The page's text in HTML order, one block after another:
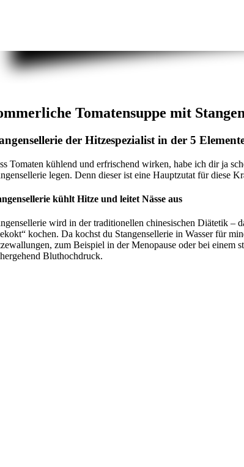
Tomatensuppe mit
der Hitzespezialist in der 5
Tomaten kühlend und erfrischend wirken, habe ich dir ja
legen. Denn dieser ist eine Hauptzutat für diese
kühlt Hitze und leitet Nässe aus
wird in der traditionellen chinesischen Diätetik –
kochen. Da kochst du Stangensellerie in Wasser für
zum Beispiel in der Menopause oder bei einem
Bluthochdruck.